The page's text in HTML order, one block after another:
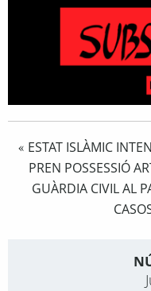
« ESTAT ISLÀMIC
PREN POSSESSIÓ
GUÀRDIA CIVIL AL